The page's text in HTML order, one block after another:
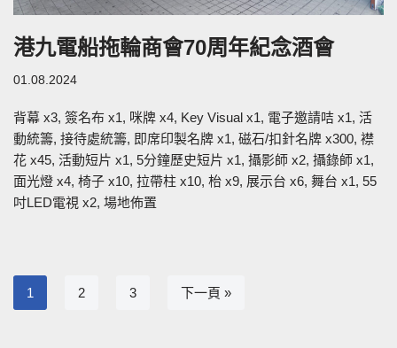
港九電船拖輪商會70周年紀念酒會
01.08.2024
背幕 x3, 簽名布 x1, 咪牌 x4, Key Visual x1, 電子邀請咭 x1, 活
動統籌, 接待處統籌, 即席印製名牌 x1, 磁石/扣針名牌 x300, 襟
花 x45, 活動短片 x1, 5分鐘歷史短片 x1, 攝影師 x2, 攝錄師 x1,
面光燈 x4, 椅子 x10, 拉帶柱 x10, 枱 x9, 展示台 x6, 舞台 x1, 55
吋LED電視 x2, 場地佈置
1 2 3 下一頁 »